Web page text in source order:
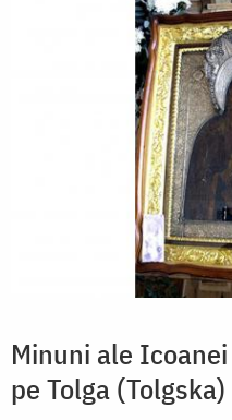
Minuni ale
pe Tolga (Tolgska)